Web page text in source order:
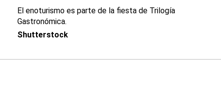
El enoturismo es parte de la fiesta de Trilogía
Gastronómica.
Shutterstock